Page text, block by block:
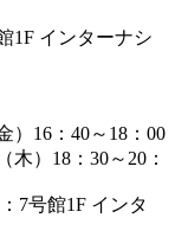
1F インターナシ
）16：40～18：00
18：30～20：
7号館1F インタ